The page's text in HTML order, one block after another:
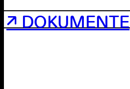
↗ DOKUMENTE